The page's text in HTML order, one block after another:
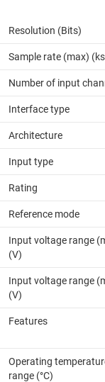
Resolution (Bits)
Sample rate (max)
Number of input
Interface type
Architecture
Input type
Rating
Reference mode
Input voltage range
(V)
Input voltage range
(V)
Features
Operating
range (°C)